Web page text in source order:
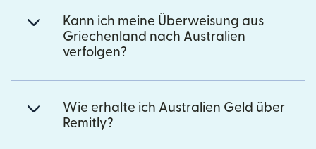
Kann ich meine Überweisung aus
Griechenland nach Australien
verfolgen?
Wie erhalte ich Australien Geld über
Remitly?